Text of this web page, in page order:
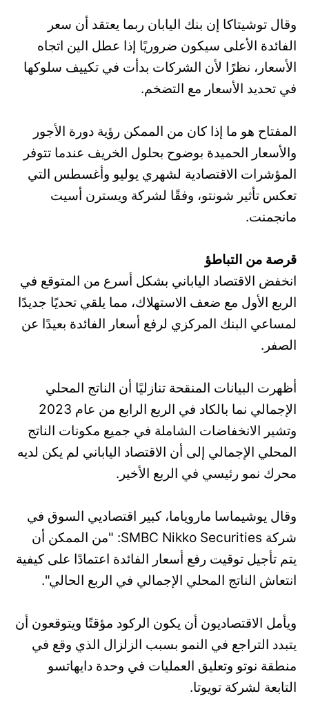
وقال توشيتاكا إن بنك اليابان ربما يعتقد أن سعر
الفائدة الأعلى سيكون ضروريًا إذا عطل الين اتجاه
الأسعار، نظرًا لأن الشركات بدأت في تكييف سلوكها
في تحديد الأسعار مع التضخم.
المفتاح هو ما إذا كان من الممكن رؤية دورة الأجور
والأسعار الحميدة بوضوح بحلول الخريف عندما تتوفر
المؤشرات الاقتصادية لشهري يوليو وأغسطس التي
تعكس تأثير شونتو، وفقًا لشركة ويسترن أسيت
مانجمنت.
قرصة من التباطؤ
انخفض الاقتصاد الياباني بشكل أسرع من المتوقع في
الربع الأول مع ضعف الاستهلاك، مما يلقي تحديًا جديدًا
لمساعي البنك المركزي لرفع أسعار الفائدة بعيدًا عن
الصفر.
أظهرت البيانات المنقحة تنازليًا أن الناتج المحلي
الإجمالي نما بالكاد في الربع الرابع من عام 2023
وتشير الانخفاضات الشاملة في جميع مكونات الناتج
المحلي الإجمالي إلى أن الاقتصاد الياباني لم يكن لديه
محرك نمو رئيسي في الربع الأخير.
وقال يوشيماسا ماروياما، كبير اقتصاديي السوق في
شركة SMBC Nikko Securities: "من الممكن أن
يتم تأجيل توقيت رفع أسعار الفائدة اعتمادًا على كيفية
انتعاش الناتج المحلي الإجمالي في الربع الحالي".
ويأمل الاقتصاديون أن يكون الركود مؤقتًا ويتوقعون أن
يتبدد التراجع في النمو بسبب الزلزال الذي وقع في
منطقة نوتو وتعليق العمليات في وحدة دايهاتسو
التابعة لشركة تويوتا.